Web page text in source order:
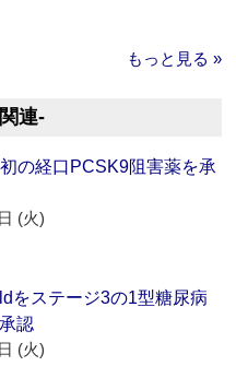
もっと見る »
連‐
の経口PCSK9阻害薬を承
(火)
をステージ3の1型糖尿病
認
(火)